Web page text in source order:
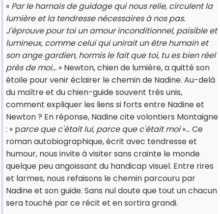
« Par le harnais de guidage qui nous relie, circulent la
lumière et la tendresse nécessaires à nos pas.
J'éprouve pour toi un amour inconditionnel, paisible et
lumineux, comme celui qui unirait un être humain et
son ange gardien, hormis le fait que toi, tu es bien réel
près de moi... » Newton, chien de lumière, a quitté son
étoile pour venir éclairer le chemin de Nadine. Au-delà
du maître et du chien-guide souvent très unis,
comment expliquer les liens si forts entre Nadine et
Newton ? En réponse, Nadine cite volontiers Montaigne
: « parce que c'était lui, parce que c'était moi»... Ce
roman autobiographique, écrit avec tendresse et
humour, nous invite à visiter sans crainte le monde
quelque peu angoissant du handicap visuel. Entre rires
et larmes, nous refaisons le chemin parcouru par
Nadine et son guide. Sans nul doute que tout un chacun
sera touché par ce récit et en sortira grandi.